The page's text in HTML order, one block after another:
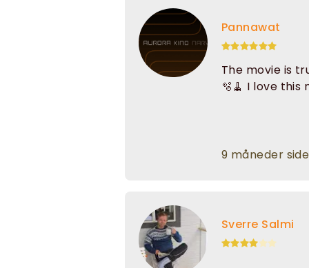
Pannawat
The movie is
🫧🧹 I love this
9 måneder
Sverre Salmi